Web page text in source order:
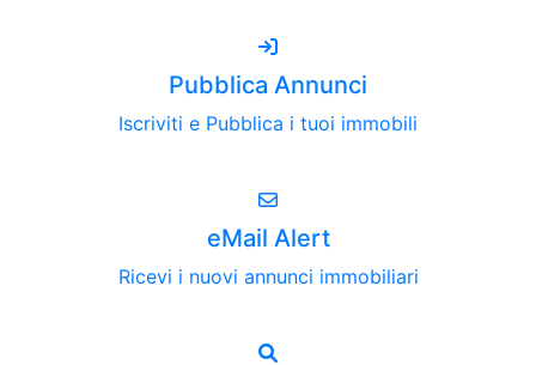
Pubblica Annunci
Iscriviti e Pubblica i tuoi immobili
eMail Alert
Ricevi i nuovi annunci immobiliari